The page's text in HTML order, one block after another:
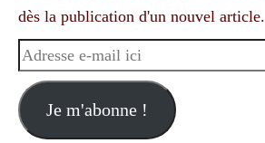
dès la publication d'un nouvel article.
Adresse
mail
ici
Je m'abonne !